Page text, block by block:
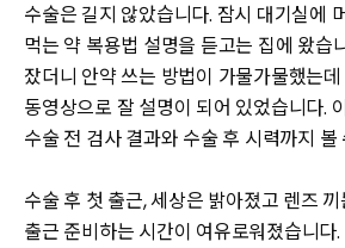
수술은 길지 않았습니다. 잠시 대기실에
먹는 약 복용법 설명을 듣고는 집에 왔습
잤더니 안약 쓰는 방법이 가물가물했는
동영상으로 잘 설명이 되어 있었습니다.
수술 전 검사 결과와 수술 후 시력까지 볼
수술 후 첫 출근, 세상은 밝아졌고 렌즈
출근 준비하는 시간이 여유로워졌습니다